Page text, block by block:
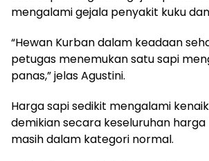
mengalami gejala penyakit kuku
“Hewan Kurban dalam keadaan
petugas menemukan satu sapi
panas,” jelas Agustini.
Harga sapi sedikit mengalami
demikian secara keseluruhan
masih dalam kategori normal.